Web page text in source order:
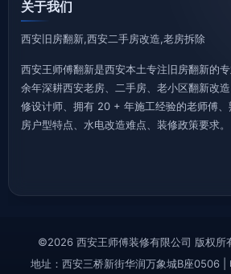
关于我们
西安旧房翻新,西安二手房改造,老房拆除
西安王师傅翻新是西安本土专注旧房翻新的
余年深耕西安老房、二手房、老小区翻新改
修设计师、拥有 20 + 年施工经验的老师傅
房户型特点、水电改造难点、装修政策要求。
©2026 西安王师傅装修有限公司 版权所
地址：西安三桥新街华润万象城B座0506